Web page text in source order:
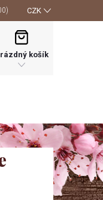
CZK
NÁKUPNÍ
KOŠÍK
košík